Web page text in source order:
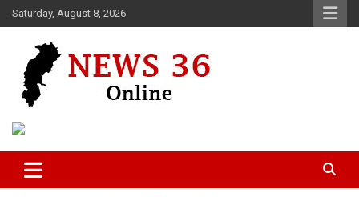
Skip
to
Saturday, August 8, 2026
News 36